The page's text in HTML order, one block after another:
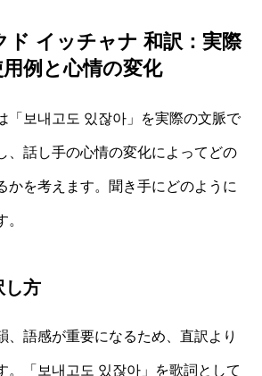
ド イッチャナ 和訳：実際
例と心情の変化
「보내고도 있잖아」を実際の文脈で
、話し手の心情の変化によってどの
かを考えます。聞き手にどのように
し方
、語感が重要になるため、直訳より
。「보내고도 있잖아」を歌詞として